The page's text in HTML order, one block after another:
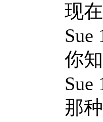
现
Sue
你
Sue
那